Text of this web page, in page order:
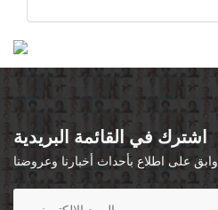
اشترك في القائمة البريدية
وابق على اطلاع بأحداث أخبارنا وعروضنا